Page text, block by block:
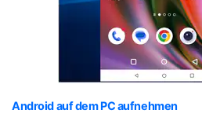
Android auf dem PC aufnehmen